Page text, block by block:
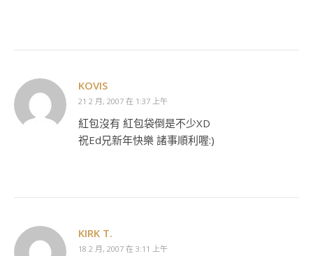
KOVIS
21 2 月, 2007 在 1:37 上午
紅包沒有 紅包袋倒是不少XD
祝Ed兄新年快樂 諸事順利喔:)
KIRK T.
18 2 月, 2007 在 3:11 上午